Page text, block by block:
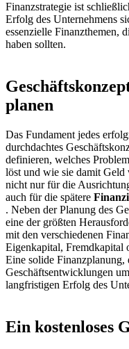
Finanzstrategie ist
Erfolg des Unternehmens
essenzielle Finanzthemen,
haben sollten.
planen
Das Fundament jedes
durchdachtes
definieren, welches
löst und wie sie damit
nicht nur für die
auch für die spätere
. Neben der Planung des
eine der größten
mit den verschiedenen
Eigenkapital, Fremdkapital
Eine solide Finanzplanung,
Geschäftsentwicklungen
langfristigen Erfolg des
Ein kostenloses